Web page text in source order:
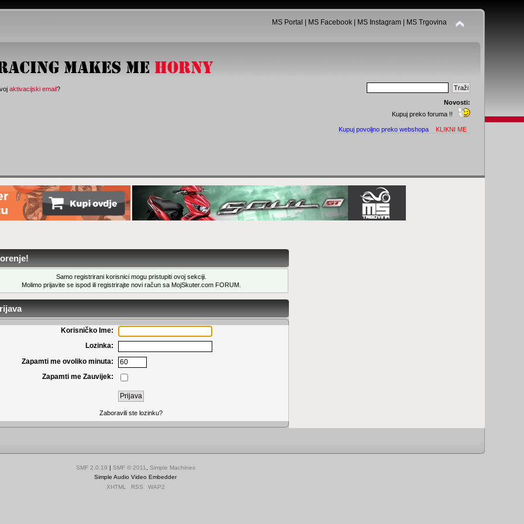
MS Portal MS Facebook| MS Instagram| MS Trgovina
aktivacijski email?
Novosti:
Kupuj preko foruma !!
Kupuj povoljno preko webshopa KLIKNI ME
Samo registrirani korisnici mogu pristupiti ovoj sekciji.
Molimo prijavite se ispod ili registrirajte novi računsa MojSkuter.com FORUM.
Korisničko Ime:
Lozinka:
Zapamti me ovoliko minuta:
Zapamti me Zauvijek:
Zaboravili ste lozinku?
SMF 2.0.19 | SMF © 2011
Simple Machines
Simple Audio Video Embedder
XHTML
RSS WAP2